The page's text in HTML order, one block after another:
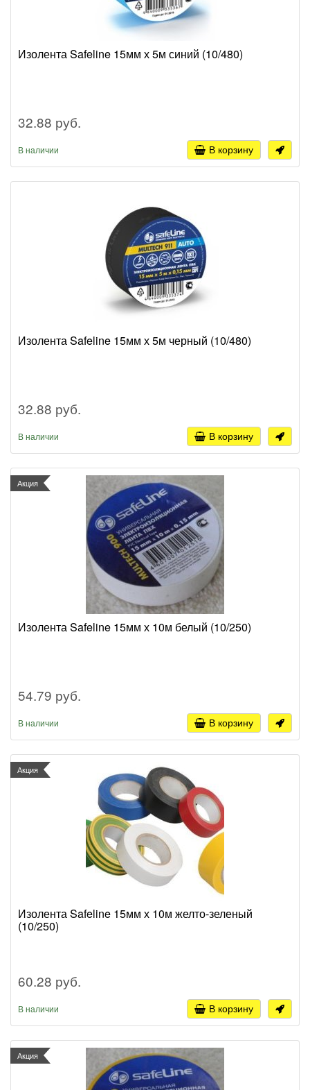
Изолента Safeline 15мм х 5м синий (10/480)
32.88 руб.
В наличии В корзину
Изолента Safeline 15мм х 5м черный (10/480)
32.88 руб.
В наличии В корзину
Акция
Изолента Safeline 15мм х 10м белый (10/250)
54.79 руб.
В наличии В корзину
Акция
Изолента Safeline 15мм х 10м желто-зеленый
(10/250)
60.28 руб.
В наличии В корзину
Акция